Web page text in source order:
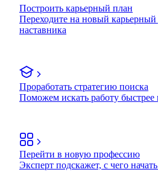
Построить карьерный план
Переходите на новый
наставника
Проработать стратегию поиска
Поможем искать работу быстрее
Перейти в новую профессию
Эксперт подскажет, с чего